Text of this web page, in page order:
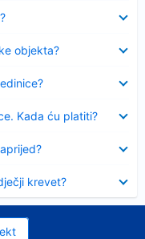
objekta?
Kada ću platiti?
krevet?